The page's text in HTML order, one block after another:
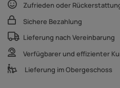
Zufrieden oder
Sichere Bezahlung
Lieferung nach Vereinbarung
Verfügbarer und effizienter
Lieferung im Obergeschoss